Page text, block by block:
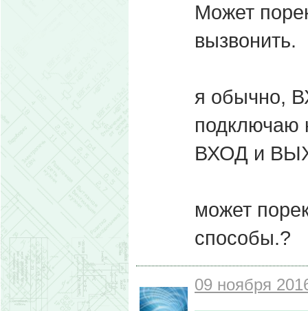
Может
вызвонить.
я обычно,
подключаю
ВХОД и
может
способы.?
09 ноября